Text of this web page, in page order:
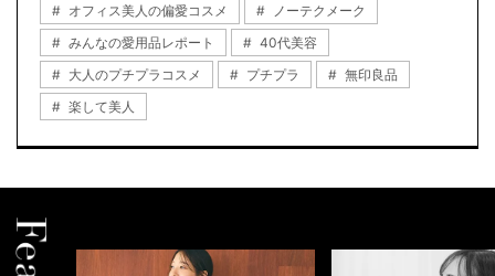
オフィス美人の偏愛コスメ
ノーテクメーク
みんなの愛用品レポート
40代美容
大人のプチプラコスメ
プチプラ
無印良品
楽して美人